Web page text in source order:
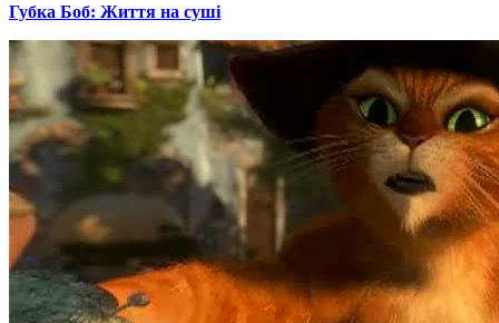
Губка Боб: Життя на суші